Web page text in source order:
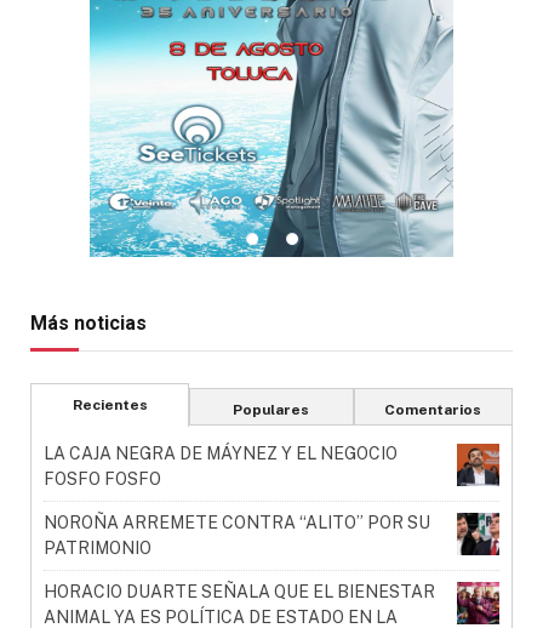
Más noticias
Recientes Populares Comentarios
LA CAJA NEGRA DE MÁYNEZ Y EL NEGOCIO
FOSFO FOSFO
NOROÑA ARREMETE CONTRA “ALITO” POR SU
PATRIMONIO
HORACIO DUARTE SEÑALA QUE EL BIENESTAR
ANIMAL YA ES POLÍTICA DE ESTADO EN LA